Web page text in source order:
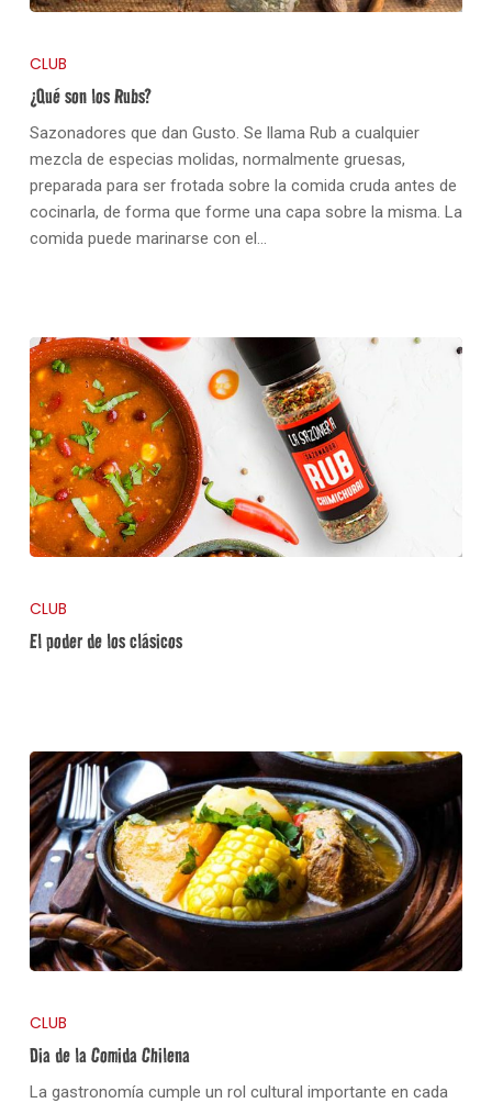
CLUB
¿Qué son los Rubs?
Sazonadores que dan Gusto. Se llama Rub a cualquier
mezcla de especias molidas, normalmente gruesas,
preparada para ser frotada sobre la comida cruda antes de
cocinarla, de forma que forme una capa sobre la misma. La
comida puede marinarse con el…
CLUB
El poder de los clásicos
CLUB
Dia de la Comida Chilena
La gastronomía cumple un rol cultural importante en cada